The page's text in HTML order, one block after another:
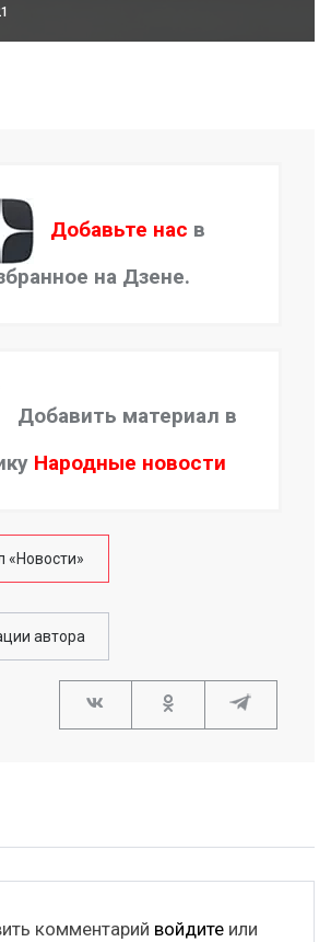
Добавьте нас в
на Дзене.
Добавить материал в
Народные новости
«Новости»
автора
комментарий войдите или